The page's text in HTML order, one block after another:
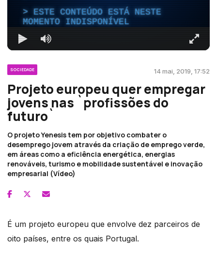
ESTE CONTEÚDO ESTÁ NESTE
MOMENTO INDISPONÍVEL
SOCIEDADE 14 mai, 2019, 17:52
Projeto europeu quer empregar
jovens nas `profissões do
futuro`
O projeto Yenesis tem por objetivo combater o
desemprego jovem através da criação de emprego verde,
em áreas como a eficiência energética, energias
renováveis, turismo e mobilidade sustentável e inovação
empresarial (Vídeo)
É um projeto europeu que envolve dez parceiros de
oito países, entre os quais Portugal.